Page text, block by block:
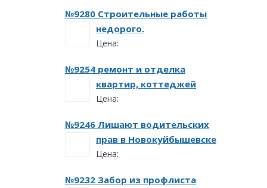
№9280 Строительные работы
недорого.
Цена:
№9254 ремонт и отделка
квартир, коттеджей
Цена:
№9246 Лишают водительских
прав в Новокуйбышевске
Цена:
№9232 Забор из профлиста